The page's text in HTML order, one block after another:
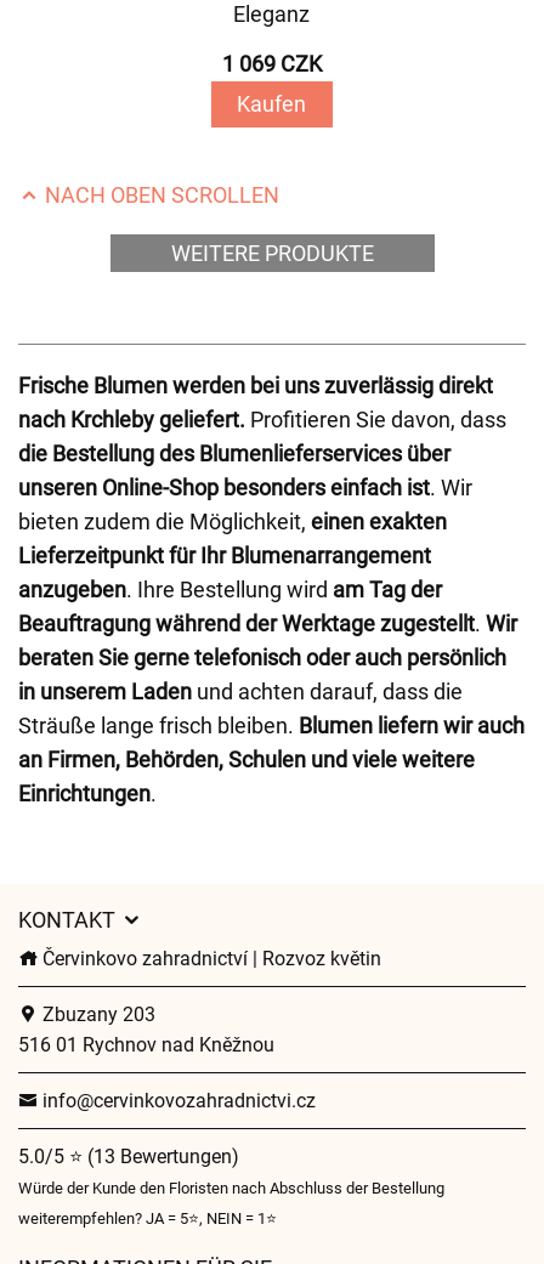
Eleganz
1 069 CZK
Kaufen
NACH OBEN SCROLLEN
WEITERE PRODUKTE
Frische Blumen werden bei uns zuverlässig direkt
nach Krchleby geliefert. Profitieren Sie davon, dass
die Bestellung des Blumenlieferservices über
unseren Online-Shop besonders einfach ist. Wir
bieten zudem die Möglichkeit, einen exakten
Lieferzeitpunkt für Ihr Blumenarrangement
anzugeben. Ihre Bestellung wird am Tag der
Beauftragung während der Werktage zugestellt. Wir
beraten Sie gerne telefonisch oder auch persönlich
in unserem Laden und achten darauf, dass die
Sträuße lange frisch bleiben. Blumen liefern wir auch
an Firmen, Behörden, Schulen und viele weitere
Einrichtungen.
KONTAKT
Červinkovo zahradnictví | Rozvoz květin
Zbuzany 203
516 01 Rychnov nad Kněžnou
info@cervinkovozahradnictvi.cz
5.0/5 ⭐ (13 Bewertungen)
Würde der Kunde den Floristen nach Abschluss der Bestellung
weiterempfehlen? JA = 5⭐, NEIN = 1⭐